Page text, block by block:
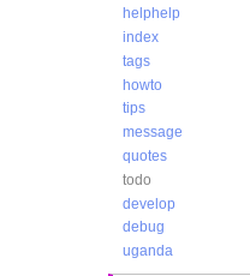
helphelp
index
tags
howto
tips
message
quotes
todo
develop
debug
uganda